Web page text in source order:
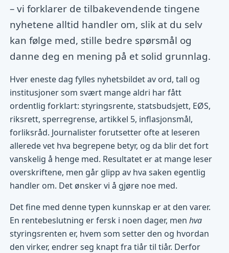
– vi forklarer de tilbakevendende tingene
nyhetene alltid handler om, slik at du selv
kan følge med, stille bedre spørsmål og
danne deg en mening på et solid grunnlag.
Hver eneste dag fylles nyhetsbildet av ord, tall og
institusjoner som svært mange aldri har fått
ordentlig forklart: styringsrente, statsbudsjett, EØS,
riksrett, sperregrense, artikkel 5, inflasjonsmål,
forliksråd. Journalister forutsetter ofte at leseren
allerede vet hva begrepene betyr, og da blir det fort
vanskelig å henge med. Resultatet er at mange leser
overskriftene, men går glipp av hva saken egentlig
handler om. Det ønsker vi å gjøre noe med.
Det fine med denne typen kunnskap er at den varer.
En rentebeslutning er fersk i noen dager, menhva
styringsrenten er, hvem som setter den og hvordan
den virker, endrer seg knapt fra tiår til tiår. Derfor